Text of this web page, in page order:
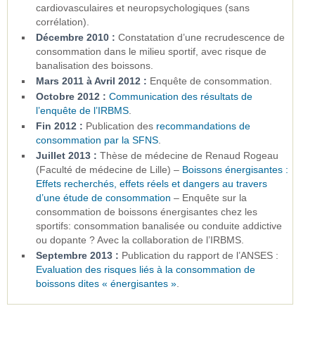
cardiovasculaires et neuropsychologiques (sans
corrélation).
Décembre 2010 :Constatation d’une recrudescence de
consommation dans le milieu sportif, avec risque de
banalisation des boissons.
Mars 2011 à Avril 2012 : Enquête de consommation.
Octobre 2012 : Communication des résultats de
l’enquête de l’IRBMS
Fin 2012 : Publication des recommandations de
consommation par la SFNS
Juillet 2013 : Thèse de médecine de Renaud Rogeau
(Faculté de médecine de Lille) – Boissons énergisantes :
Effets recherchés, effets réels et dangers au travers
d’une étude de consommation – Enquête sur la
consommation de boissons énergisantes chez les
sportifs: consommation banalisée ou conduite addictive
ou dopante ? Avec la collaboration de l’IRBMS.
Septembre 2013 : Publication du rapport de l’ANSES :
Evaluation des risques liés à la consommation de
boissons dites « énergisantes »